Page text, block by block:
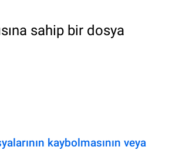
sahip bir dosya
kaybolmasının veya